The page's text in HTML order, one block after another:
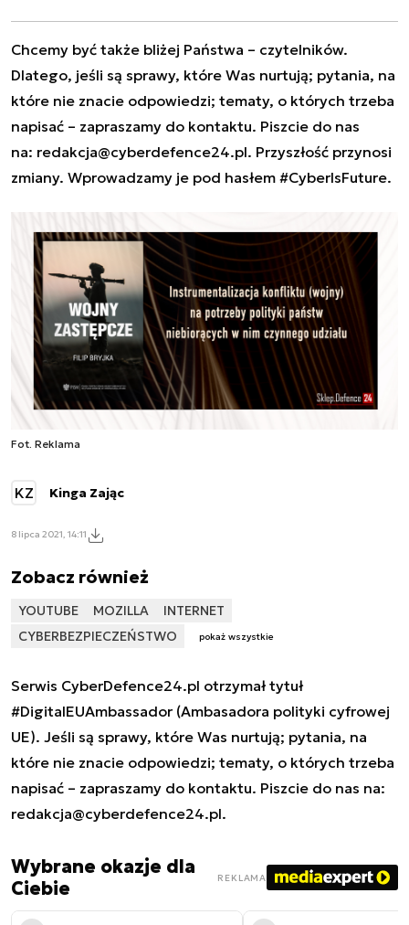
Chcemy być także bliżej Państwa – czytelników.
Dlatego, jeśli są sprawy, które Was nurtują; pytania, na
które nie znacie odpowiedzi; tematy, o których trzeba
napisać – zapraszamy do kontaktu. Piszcie do nas
na: redakcja@cyberdefence24.pl. Przyszłość przynosi
zmiany. Wprowadzamy je pod hasłem #CyberIsFuture.
Fot. Reklama
KZ Kinga Zając
8 lipca 2021, 14:11
Zobacz również
YOUTUBE MOZILLA
INTERNET
CYBERBEZPIECZEŃSTWO
pokaż wszystkie
Serwis CyberDefence24.pl otrzymał tytuł
#DigitalEUAmbassador (Ambasadora polityki cyfrowej
UE). Jeśli są sprawy, które Was nurtują; pytania, na
które nie znacie odpowiedzi; tematy, o których trzeba
napisać – zapraszamy do kontaktu. Piszcie do nas na:
redakcja@cyberdefence24.pl.
Wybrane okazje dla
Ciebie
REKLAMA